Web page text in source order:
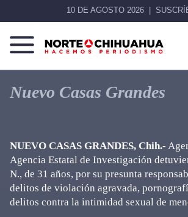
10 DE AGOSTO 2026
Norte
Chihuahua
Más
que
noticias,
Nuevo Casas Grandes
NUEVO CASAS GRANDES, Chih.-
Agencia Estatal de Investigación
N., de 31 años, por su presunta
delitos de violación agravada,
delitos contra la intimidad sexual de